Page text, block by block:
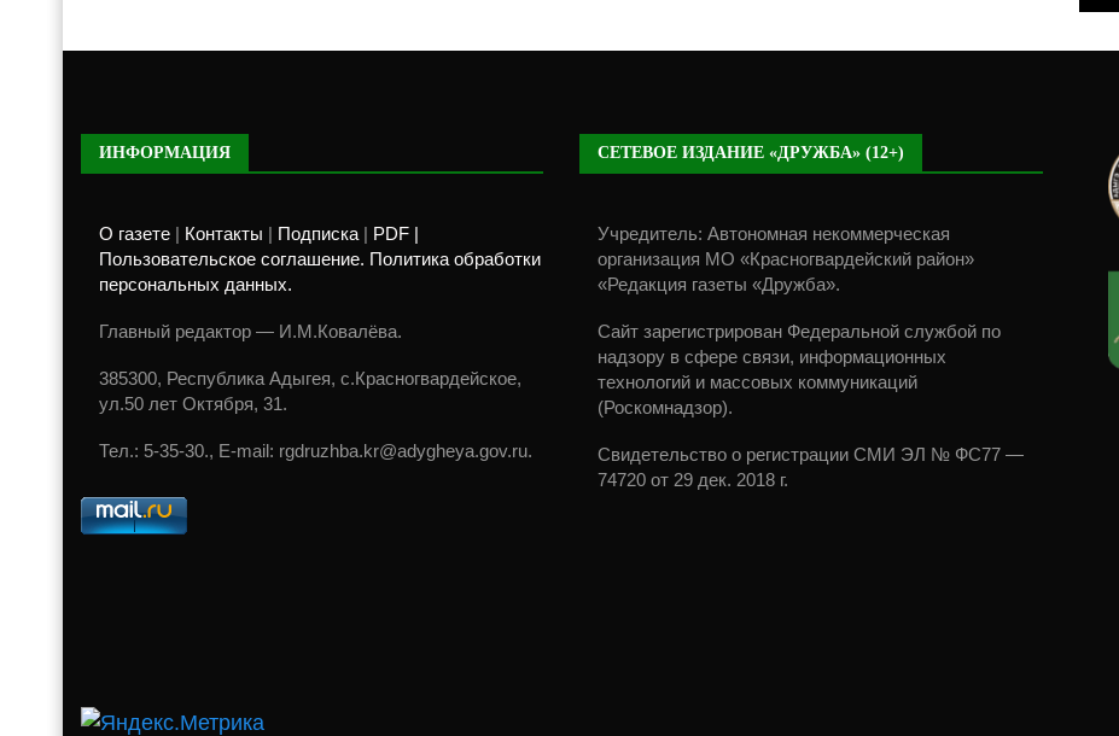
ИНФОРМАЦИЯ
О газете Контакты Подписка
PDF |
Пользовательское соглашение. Политика обработки
персональных данных.
Главный редактор — И.М.Ковалёва.
385300, Республика Адыгея, с.Красногвардейское,
ул.50 лет Октября, 31.
Тел.: 5-35-30., E-mail: rgdruzhba.kr@adygheya.gov.ru.
СЕТЕВОЕ ИЗДАНИЕ «ДРУЖБА» (12+)
Учредитель: Автономная некоммерческая
организация МО «Красногвардейский район»
«Редакция газеты «Дружба».
Сайт зарегистрирован Федеральной службой по
надзору в сфере связи, информационных
технологий и массовых коммуникаций
(Роскомнадзор).
Свидетельство о регистрации СМИ ЭЛ № ФС77 —
74720 от 29 дек. 2018 г.